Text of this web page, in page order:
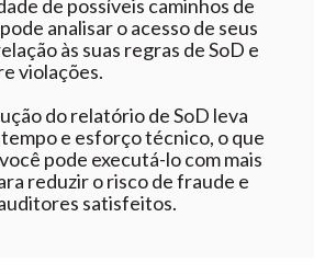
de possíveis caminhos de
analisar o acesso de seus
às suas regras de SoD e
violações.
do relatório de SoD leva
e esforço técnico, o que
pode executá-lo com mais
reduzir o risco de fraude e
satisfeitos.